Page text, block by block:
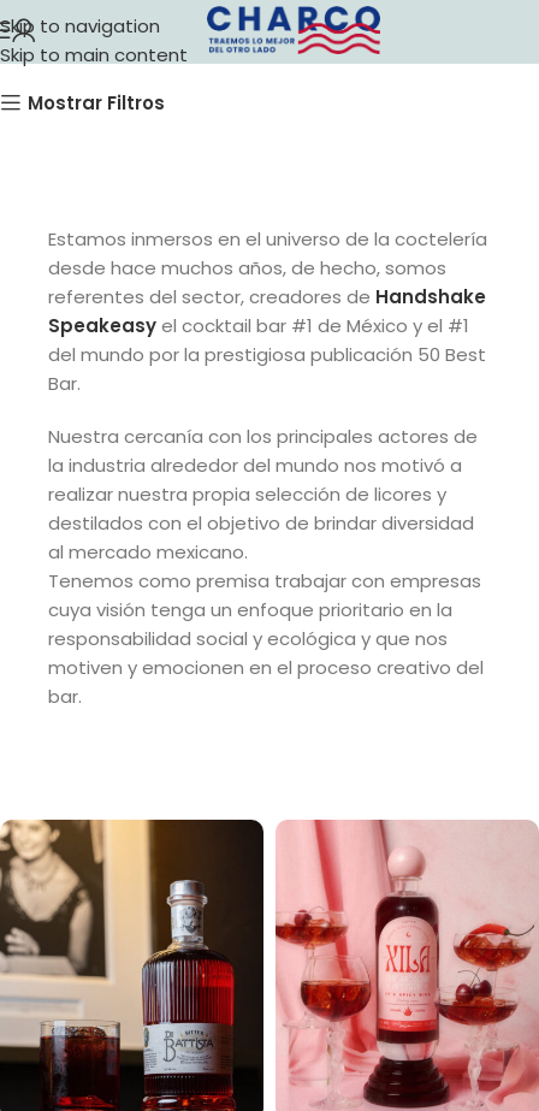
Skip to navigation
Skip to main content
Mostrar Filtros
Estamos inmersos en el universo de la coctelería
desde hace muchos años, de hecho, somos
referentes del sector, creadores de Handshake
Speakeasyel cocktail bar #1 de México y el #1
del mundo por la prestigiosa publicación 50 Best
Bar.
Nuestra cercanía con los principales actores de
la industria alrededor del mundo nos motivó a
realizar nuestra propia selección de licores y
destilados con el objetivo de brindar diversidad
al mercado mexicano.
Tenemos como premisa trabajar con empresas
cuya visión tenga un enfoque prioritario en la
responsabilidad social y ecológica y que nos
motiven y emocionen en el proceso creativo del
bar.